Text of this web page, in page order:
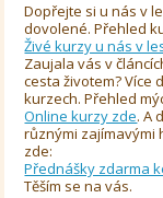
Dopřejte si u nás v
dovolené. Přehled
Živé kurzy u nás v
Zaujala vás v
cesta životem? Více
kurzech. Přehled
Online kurzy zde. A
různými zajímavými
zde:
Přednášky zdarma
Těším se na vás.